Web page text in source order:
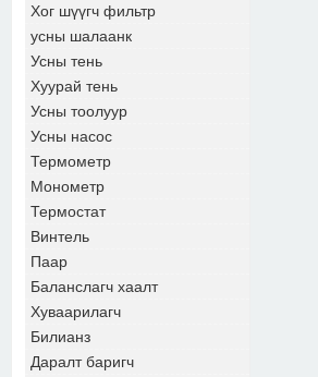
Хог шүүгч фильтр
усны шалаанк
Усны тень
Хуурай тень
Усны тоолуур
Усны насос
Термометр
Монометр
Термостат
Винтель
Паар
Баланслагч хаалт
Хуваарилагч
Билианз
Даралт баригч